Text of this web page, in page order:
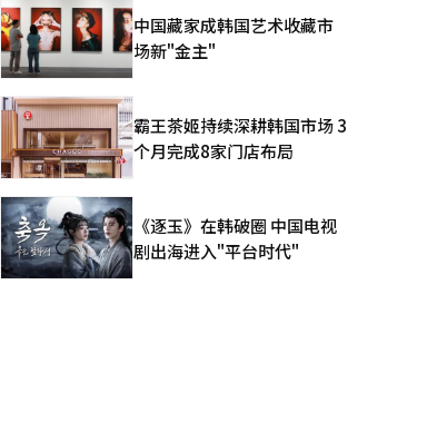
中国藏家成韩国艺术收藏市
场新"金主"
霸王茶姬持续深耕韩国市场 3
个月完成8家门店布局
《逐玉》在韩破圈 中国电视
剧出海进入"平台时代"